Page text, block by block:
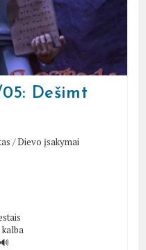
Dešimt
/Dievo įsakymai